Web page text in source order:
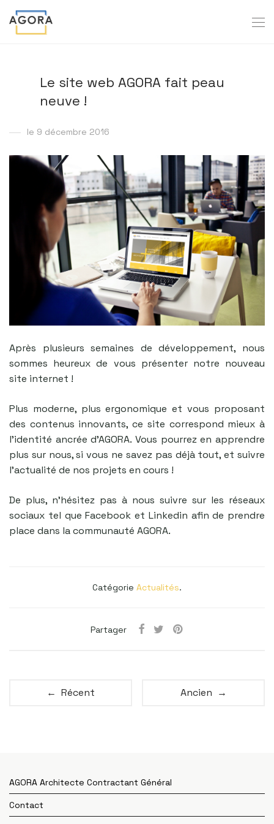
Le site web AGORA fait peau
neuve !
le 9 décembre 2016
Après plusieurs semaines de développement, nous
sommes heureux de vous présenter notre nouveau
site internet !
Plus moderne, plus ergonomique et vous proposant
des contenus innovants, ce site correspond mieux à
l’identité ancrée d’AGORA. Vous pourrez en apprendre
plus sur nous, si vous ne savez pas déjà tout, et suivre
l’actualité de nos projets en cours !
De plus, n’hésitez pas à nous suivre sur les réseaux
sociaux tel que Facebook et Linkedin afin de prendre
place dans la communauté AGORA.
Catégorie Actualités.
Partager
← Récent Ancien →
AGORA Architecte Contractant Général
Contact